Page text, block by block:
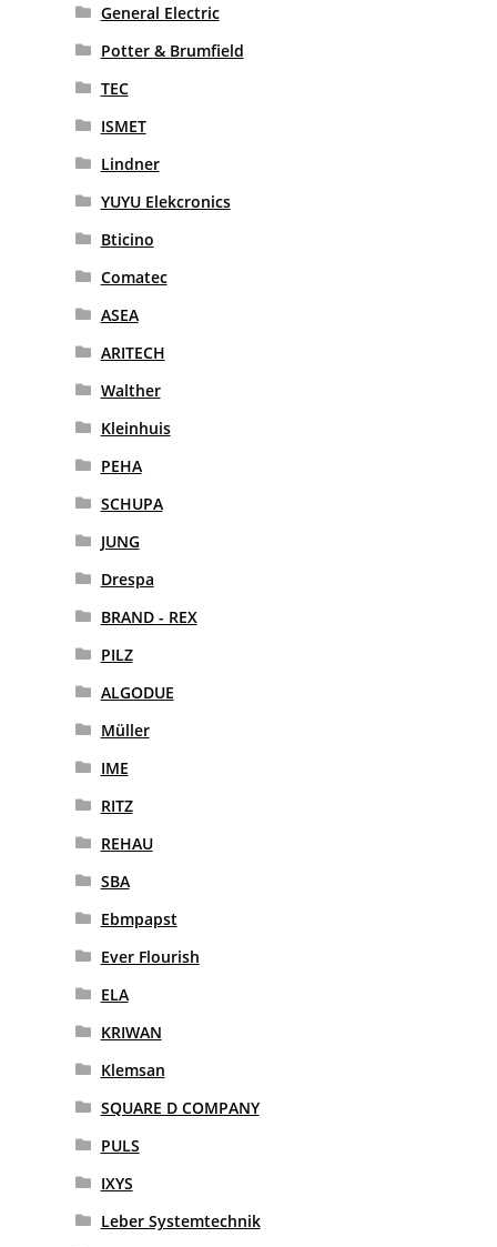
General Electric
Potter & Brumfield
TEC
ISMET
Lindner
YUYU Elekcronics
Bticino
Comatec
ASEA
ARITECH
Walther
Kleinhuis
PEHA
SCHUPA
JUNG
Drespa
BRAND - REX
PILZ
ALGODUE
Müller
IME
RITZ
REHAU
SBA
Ebmpapst
Ever Flourish
ELA
KRIWAN
Klemsan
SQUARE D COMPANY
PULS
IXYS
Leber Systemtechnik